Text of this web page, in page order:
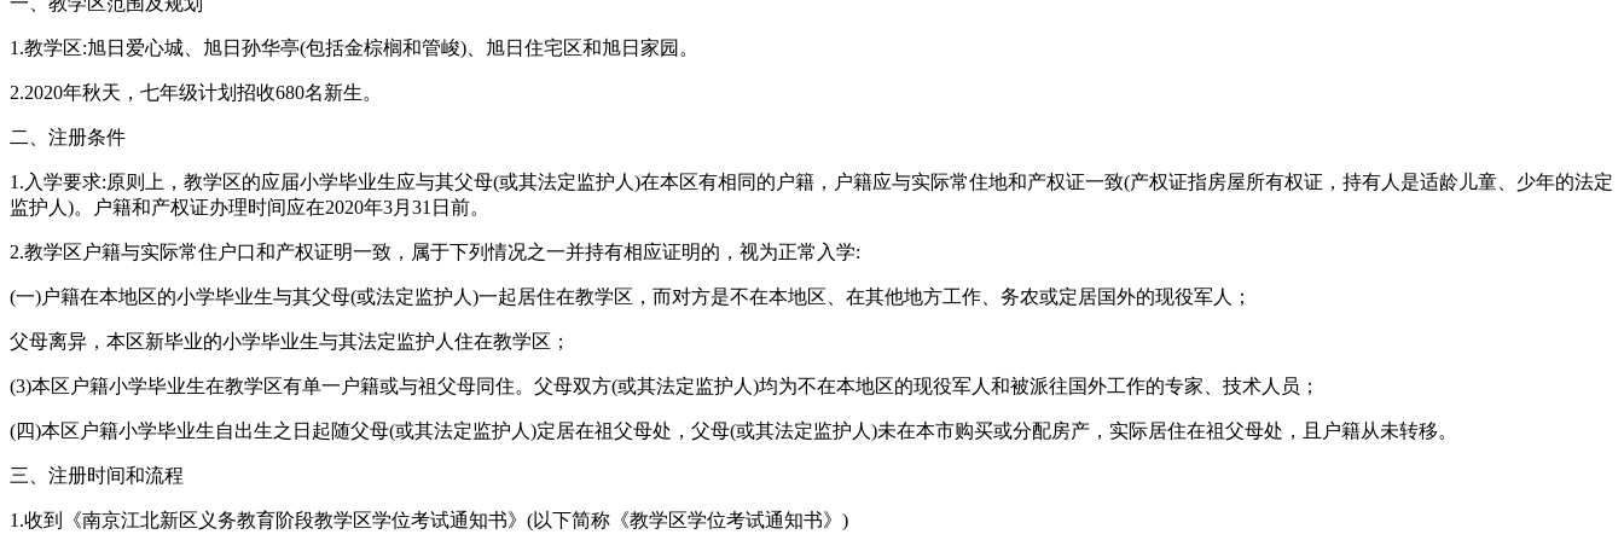
1.教学区:旭日爱心城、旭日孙华亭(包括金棕榈和管峻)、旭日住宅区和旭日家园。
2.2020年秋天，七年级计划招收680名新生。
二、注册条件
1.入学要求:原则上，教学区的应届小学毕业生应与其父母(或其法定监护人)在本区有相同的户籍，户籍应与实际常住地和产权证一致(产权证指房屋所有权证，持有人是适龄儿童、少年的法定
监护人)。户籍和产权证办理时间应在2020年3月31日前。
2.教学区户籍与实际常住户口和产权证明一致，属于下列情况之一并持有相应证明的，视为正常入学:
(一)户籍在本地区的小学毕业生与其父母(或法定监护人)一起居住在教学区，而对方是不在本地区、在其他地方工作、务农或定居国外的现役军人；
父母离异，本区新毕业的小学毕业生与其法定监护人住在教学区；
(3)本区户籍小学毕业生在教学区有单一户籍或与祖父母同住。父母双方(或其法定监护人)均为不在本地区的现役军人和被派往国外工作的专家、技术人员；
(四)本区户籍小学毕业生自出生之日起随父母(或其法定监护人)定居在祖父母处，父母(或其法定监护人)未在本市购买或分配房产，实际居住在祖父母处，且户籍从未转移。
三、注册时间和流程
1.收到《南京江北新区义务教育阶段教学区学位考试通知书》(以下简称《教学区学位考试通知书》)